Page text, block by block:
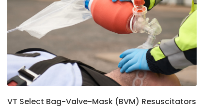
VT Select Bag-Valve-Mask (BVM) Resuscitators